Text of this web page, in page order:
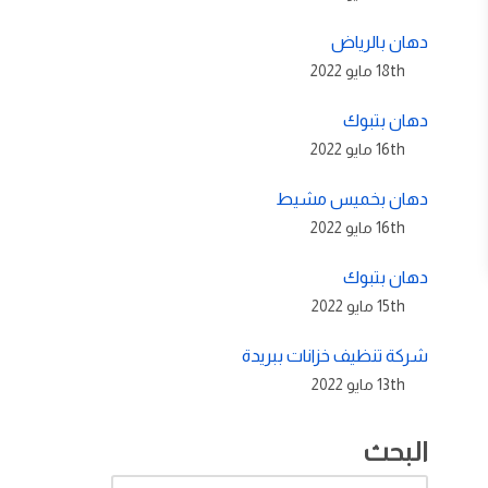
دهان بالرياض
18th مايو 2022
دهان بتبوك
16th مايو 2022
دهان بخميس مشيط
16th مايو 2022
دهان بتبوك
15th مايو 2022
شركة تنظيف خزانات ببريدة
13th مايو 2022
البحث